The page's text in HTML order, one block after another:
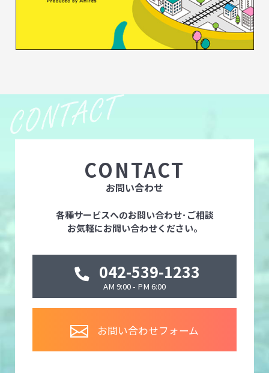
CONTACT
お問い合わせ
各種サービスへのお問い合わせ･ご相談
お気軽にお問い合わせください。
042-539-1233
AM 9:00 - PM 6:00
お問い合わせフォーム